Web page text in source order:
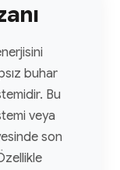
buhar
Bu
veya
son